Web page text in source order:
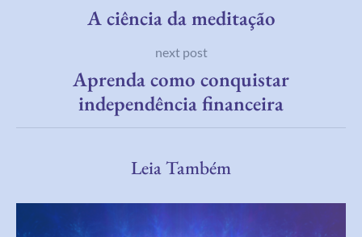
A ciência da meditação
next post
Aprenda como conquistar
independência financeira
Leia Também